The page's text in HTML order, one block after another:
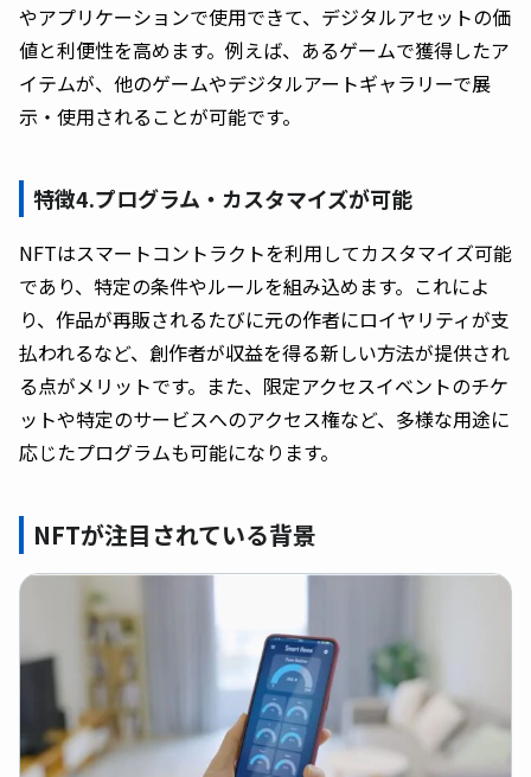
やアプリケーションで使用できて、デジタルアセットの価
値と利便性を高めます。例えば、あるゲームで獲得したア
イテムが、他のゲームやデジタルアートギャラリーで展
示・使用されることが可能です。
特徴4.プログラム・カスタマイズが可能
NFTはスマートコントラクトを利用してカスタマイズ可能
であり、特定の条件やルールを組み込めます。これによ
り、作品が再販されるたびに元の作者にロイヤリティが支
払われるなど、創作者が収益を得る新しい方法が提供され
る点がメリットです。また、限定アクセスイベントのチケ
ットや特定のサービスへのアクセス権など、多様な用途に
応じたプログラムも可能になります。
NFTが注目されている背景